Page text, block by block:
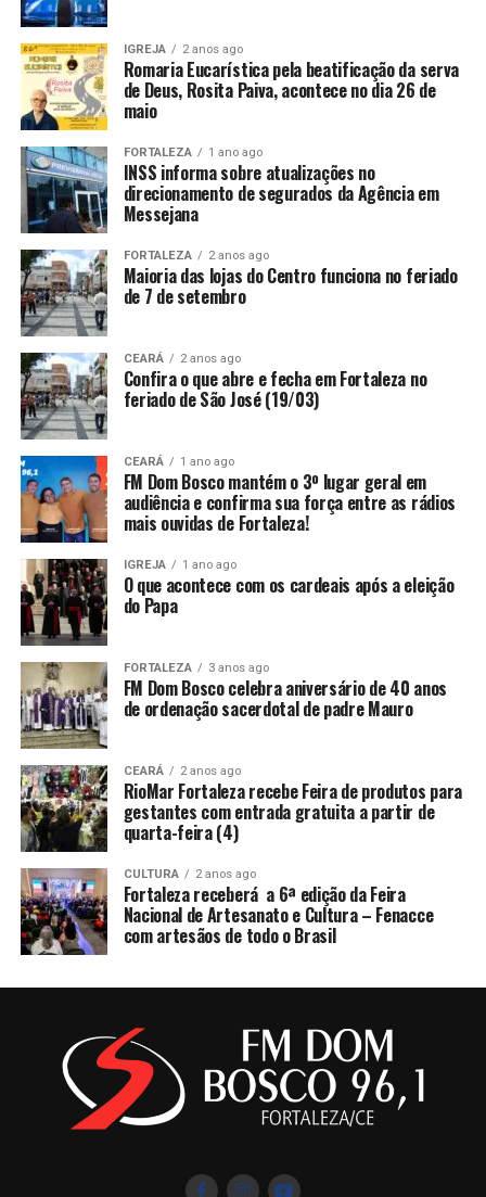
IGREJA 2 anos ago
Romaria Eucarística pela beatificação da serva
de Deus, Rosita Paiva, acontece no dia 26 de
maio
FORTALEZA 1 ano ago
INSS informa sobre atualizações no
direcionamento de segurados da Agência em
Messejana
FORTALEZA 2 anos ago
Maioria das lojas do Centro funciona no feriado
de 7 de setembro
CEARÁ 2 anos ago
Confira o que abre e fecha em Fortaleza no
feriado de São José (19/03)
CEARÁ 1 ano ago
FM Dom Bosco mantém o 3º lugar geral em
audiência e confirma sua força entre as rádios
mais ouvidas de Fortaleza!
IGREJA 1 ano ago
O que acontece com os cardeais após a eleição
do Papa
FORTALEZA 3 anos ago
FM Dom Bosco celebra aniversário de 40 anos
de ordenação sacerdotal de padre Mauro
CEARÁ 2 anos ago
RioMar Fortaleza recebe Feira de produtos para
gestantes com entrada gratuita a partir de
quarta-feira (4)
CULTURA 2 anos ago
Fortaleza receberá a 6ª edição da Feira
Nacional de Artesanato e Cultura – Fenacce
com artesãos de todo o Brasil